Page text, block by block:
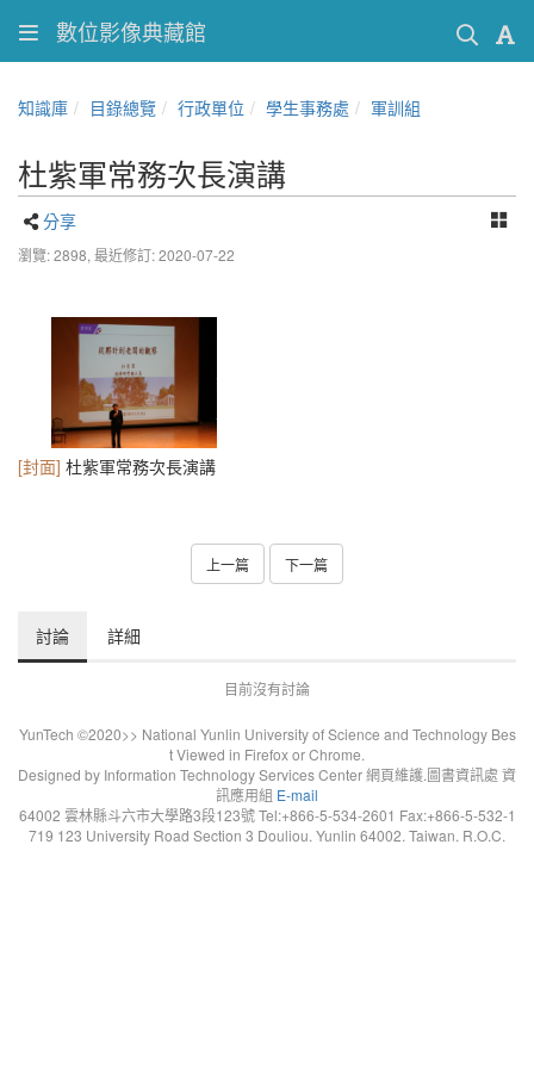
數位影像典藏館
知識庫 目錄總覽 行政單位 學生事務處 軍訓組
杜紫軍常務次長演講
分享
瀏覽: 2898, 最近修訂: 2020-07-22
[封面] 杜紫軍常務次長演講
上一篇 下一篇
討論 詳細
目前沒有討論
YunTech ©2020>> National Yunlin University of Science and Technology Bes
t Viewed in Firefox or Chrome.
Designed by Information Technology Services Center 網頁維護.圖書資訊處 資
訊應用組 E-mail
64002 雲林縣斗六市大學路3段123號 Tel:+866-5-534-2601 Fax:+866-5-532-1
719 123 University Road Section 3 Douliou. Yunlin 64002. Taiwan. R.O.C.